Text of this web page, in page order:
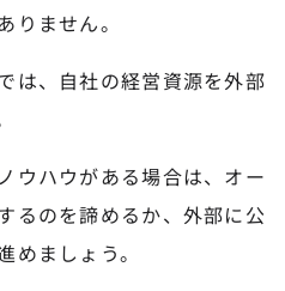
りません。
は、自社の経営資源を外部
ウハウがある場合は、オー
るのを諦めるか、外部に公
ましょう。